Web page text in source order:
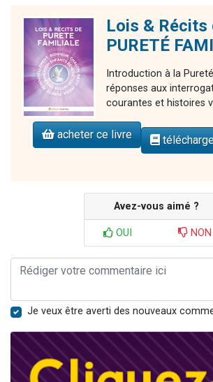
Lois & Récits
PURETÉ
Introduction à la
réponses aux
courantes et histoires
acheter ce livre
Avez-vous aimé ?
OUI NON
Je veux être averti des nouveaux